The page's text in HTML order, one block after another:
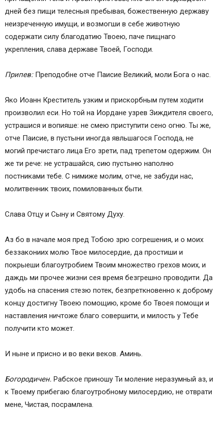
дней без пищи телесныя пребывая, божественную державу
неизреченную имущи, и возмогши в себе животную
содержати силу благодатию Твоею, паче пищнаго
укрепления, слава державе Твоей, Господи.
Припев:Преподобне отче Паисие Великий, моли Бога о нас.
Яко Иоанн Креститель узким и прискорбным путем ходити
произволил еси. Но той на Иордане узрев Зиждителя своего,
устрашися и вопияше: не смею приступити сено огню. Ты же,
отче Паисие, в пустыни иногда явльшагося Господа, не
могий пречистаго лица Его зрети, пад трепетом одержим. Он
же ти рече: не устрашайся, сию пустыню наполню
постниками тебе. С нимиже молим, отче, не забуди нас,
молитвенник твоих, помилованных быти.
Слава Отцу и Сыну и Святому Духу.
Аз бо в начале моя пред Тобою зрю согрешения, и о моих
беззакониих молю Твое милосердие, да простиши и
покрыеши благоутробием Твоим множество грехов моих, и
даждь ми прочее жизни сея время безгрешно проводити. Да
удобь на спасения стезю потек, безпреткновенно к доброму
концу достигну Твоею помощию, кроме бо Твоея помощи и
наставления ничтоже благо совершити, и милость у Тебе
получити кто может.
И ныне и присно и во веки веков. Аминь.
Богородичен. Рабское приношу Ти моление неразумный аз, и
к Твоему прибегаю благоутробному милосердию, не отврати
мене, Чистая, посрамлена.